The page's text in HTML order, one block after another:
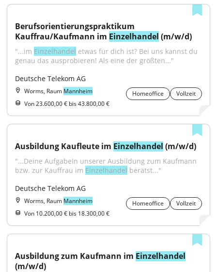
Berufsorientierungspraktikum
Kauffrau/Kaufmann im Einzelhandel (m/w/d)
"...im Einzelhandel etwas für dich ist? Bei uns kannst du
genau das ausprobieren! Als eine der größten..."
Deutsche Telekom AG
Worms, Raum Mannheim Homeoffice
Vollzeit
Von 23.600,00 € bis 43.800,00 €
Ausbildung Kaufleute im Einzelhandel (m/w/d)
"...Deine AufgabeIn unserer Ausbildung zum Kaufmann
bzw. zur Kauffrau im Einzelhandel berätst..."
Deutsche Telekom AG
Worms, Raum Mannheim Homeoffice
Vollzeit
Von 10.200,00 € bis 18.300,00 €
Ausbildung zum Kaufmann im Einzelhandel
(m/w/d)